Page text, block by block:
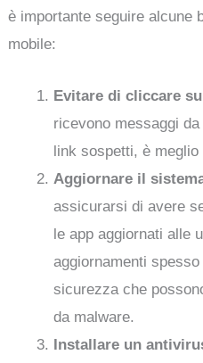
è importante seguire alcune
mobile:
Evitare di cliccare
ricevono messaggi
link sospetti, è
Aggiornare il
assicurarsi di avere
le app aggiornati alle
aggiornamenti
sicurezza che
da malware.
Installare un